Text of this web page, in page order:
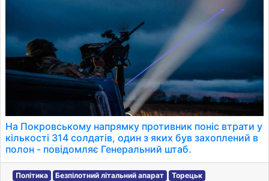
На Покровському напрямку противник поніс втрати у
кількості 314 солдатів, один з яких був захоплений в
полон - повідомляє Генеральний штаб.
Політика Безпілотний літальний апарат Торецьк